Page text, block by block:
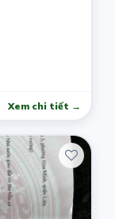
Xem chi tiết →